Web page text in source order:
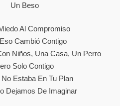
Un Beso
Al Compromiso
Cambió Contigo
Niños, Una Casa, Un Perro
Solo Contigo
Estaba En Tu Plan
Dejamos De Imaginar